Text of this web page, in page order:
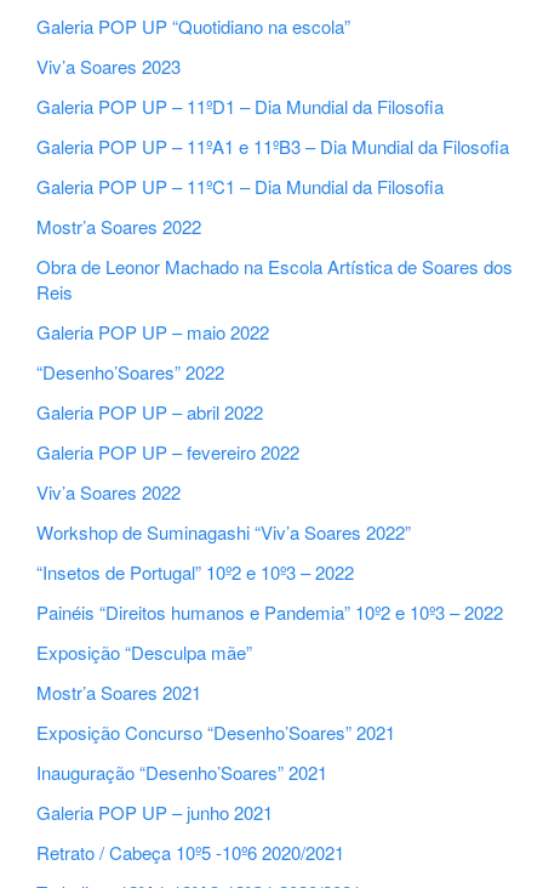
Galeria POP UP “Quotidiano na escola”
Viv’a Soares 2023
Galeria POP UP – 11ºD1 – Dia Mundial da Filosofia
Galeria POP UP – 11ºA1 e 11ºB3 – Dia Mundial da Filosofia
Galeria POP UP – 11ºC1 – Dia Mundial da Filosofia
Mostr’a Soares 2022
Obra de Leonor Machado na Escola Artística de Soares dos
Reis
Galeria POP UP – maio 2022
“Desenho’Soares” 2022
Galeria POP UP – abril 2022
Galeria POP UP – fevereiro 2022
Viv’a Soares 2022
Workshop de Suminagashi “Viv’a Soares 2022”
“Insetos de Portugal” 10º2 e 10º3 – 2022
Painéis “Direitos humanos e Pandemia” 10º2 e 10º3 – 2022
Exposição “Desculpa mãe”
Mostr’a Soares 2021
Exposição Concurso “Desenho’Soares” 2021
Inauguração “Desenho’Soares” 2021
Galeria POP UP – junho 2021
Retrato / Cabeça 10º5 -10º6 2020/2021